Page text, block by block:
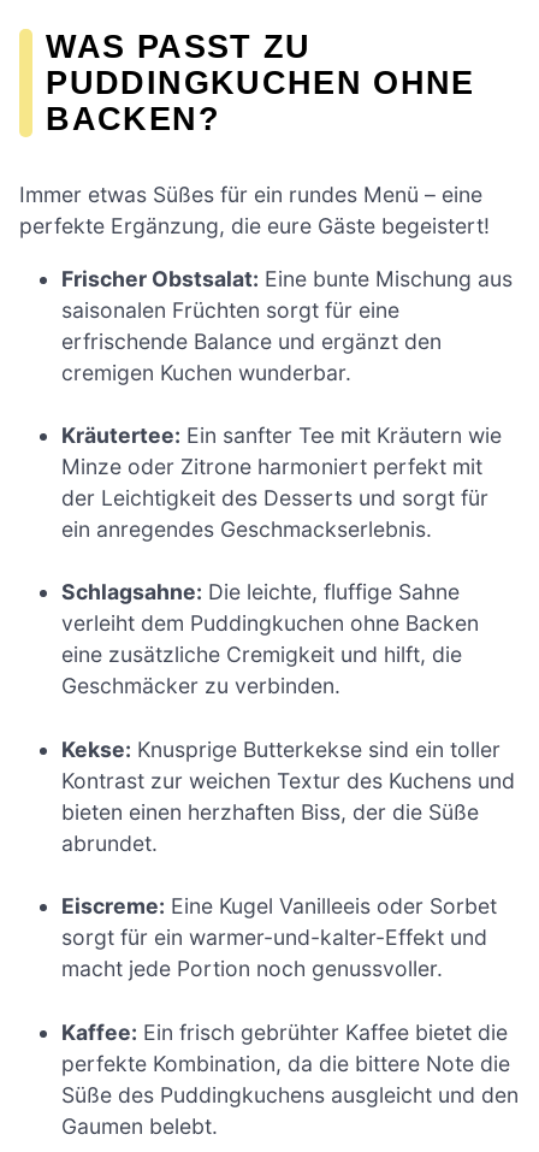
WAS PASST ZU
PUDDINGKUCHEN OHNE
BACKEN?
Immer etwas Süßes für ein rundes Menü – eine
perfekte Ergänzung, die eure Gäste begeistert!
Frischer Obstsalat: Eine bunte Mischung aus
saisonalen Früchten sorgt für eine
erfrischende Balance und ergänzt den
cremigen Kuchen wunderbar.
Kräutertee: Ein sanfter Tee mit Kräutern wie
Minze oder Zitrone harmoniert perfekt mit
der Leichtigkeit des Desserts und sorgt für
ein anregendes Geschmackserlebnis.
Schlagsahne: Die leichte, fluffige Sahne
verleiht dem Puddingkuchen ohne Backen
eine zusätzliche Cremigkeit und hilft, die
Geschmäcker zu verbinden.
Kekse: Knusprige Butterkekse sind ein toller
Kontrast zur weichen Textur des Kuchens und
bieten einen herzhaften Biss, der die Süße
abrundet.
Eiscreme: Eine Kugel Vanilleeis oder Sorbet
sorgt für ein warmer-und-kalter-Effekt und
macht jede Portion noch genussvoller.
Kaffee: Ein frisch gebrühter Kaffee bietet die
perfekte Kombination, da die bittere Note die
Süße des Puddingkuchens ausgleicht und den
Gaumen belebt.